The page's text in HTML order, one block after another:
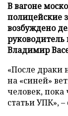
В вагоне
полицейские
возбуждено
Владимир
«После драки
на «синей»
человек,
статьи УПК»,